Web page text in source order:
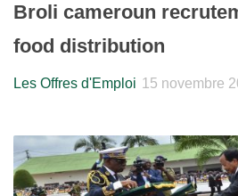
Broli cameroun
food distribution
Les Offres d'Emploi 15 novembre